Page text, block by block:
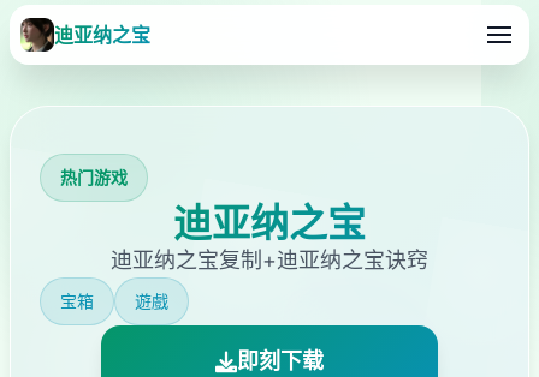
迪亚纳之宝
热门游戏
迪亚纳之宝
迪亚纳之宝复制+迪亚纳之宝诀窍
宝箱 遊戲
即刻下载